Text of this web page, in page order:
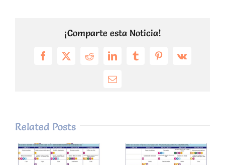
¡Comparte esta Noticia!
Facebook
X RedditLinkedInTumblrPinterest
Vk
Email
Related Posts